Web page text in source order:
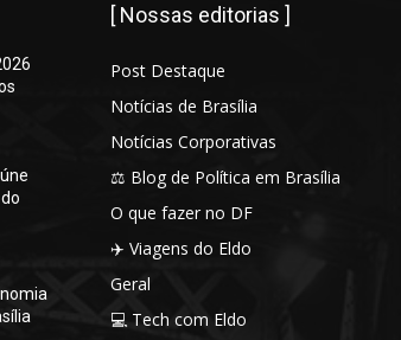
[ Nossas editorias ]
Post Destaque
Notícias de Brasília
Notícias Corporativas
⚖️ Blog de Política em Brasília
O que fazer no DF
✈️ Viagens do Eldo
Geral
💻 Tech com Eldo